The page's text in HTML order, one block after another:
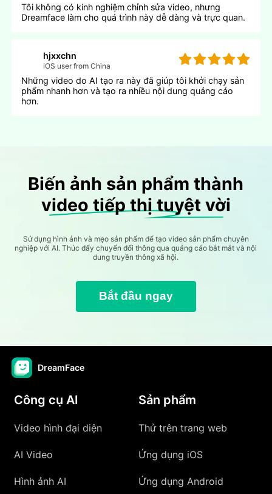
Tôi không có kinh nghiệm chỉnh sửa video, nhưng
Dreamface làm cho quá trình này dễ dàng và trực quan.
hjxxchn
iOS user from China
Những video do AI tạo ra này đã giúp tôi khởi chạy sản
phẩm nhanh hơn và tạo ra nhiều nội dung quảng cáo
hơn.
Biến ảnh sản phẩm thành
video tiếp thị tuyệt vời
Sử dụng hình ảnh và mẹo sản phẩm để tạo video sản phẩm chuyên
nghiệp với AI. Thúc đẩy chuyển đổi thông qua quảng cáo bắt mắt và nội
dung truyền thông xã hội.
Bắt đầu ngay
DreamFace
Công cụ AI
Video hình đại diện
AI Video
Hình ảnh AI
Sản phẩm
Thử trên trang web
Ứng dụng iOS
Ứng dụng Android